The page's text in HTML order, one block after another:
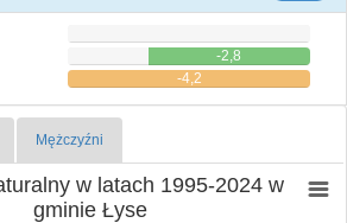
-2,8
-4,2
Mężczyźni
w latach 1995-2024 w
gminie Łyse